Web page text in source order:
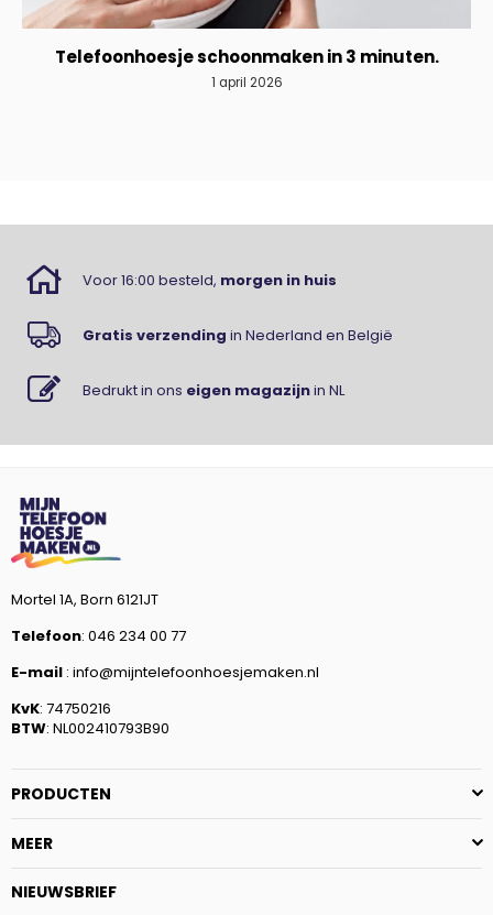
Telefoonhoesje schoonmaken in 3 minuten.
1 april 2026
Voor 16:00 besteld, morgen in huis
Gratis verzending in Nederland en België
Bedrukt in ons eigen magazijnin NL
Mortel 1A, Born 6121JT
Telefoon: 046 234 00 77
E-mail : info@mijntelefoonhoesjemaken.nl
KvK: 74750216
BTW: NL002410793B90
PRODUCTEN
MEER
NIEUWSBRIEF